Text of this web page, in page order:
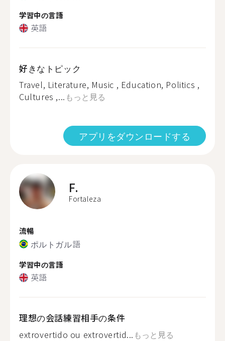
学習中の言語
英語
好きなトピック
Travel, Literature, Music , Education, Politics ,
Cultures ,... もっと見る
アプリをダウンロードする
F.
Fortaleza
流暢
ポルトガル語
学習中の言語
英語
理想の会話練習相手の条件
extrovertido ou extrovertid... もっと見る